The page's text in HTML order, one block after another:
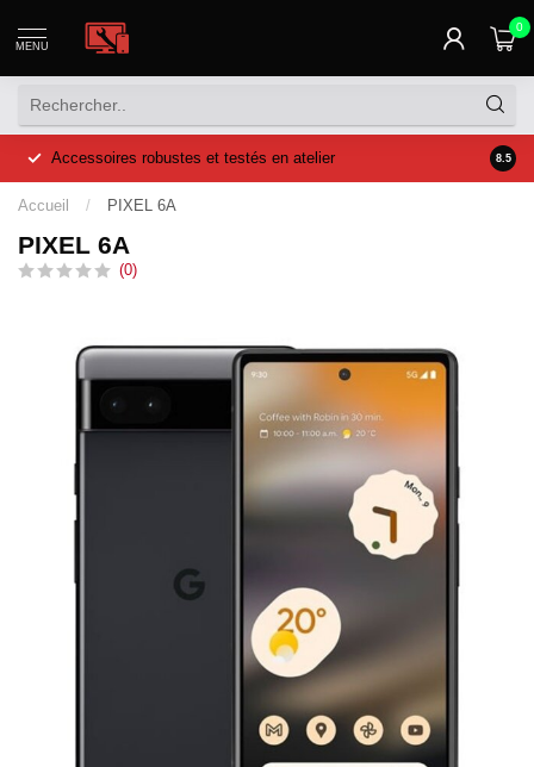
MENU
0
Accessoires robustes et testés en atelier Prix
8.5
Accueil / PIXEL 6A
PIXEL 6A
(0)